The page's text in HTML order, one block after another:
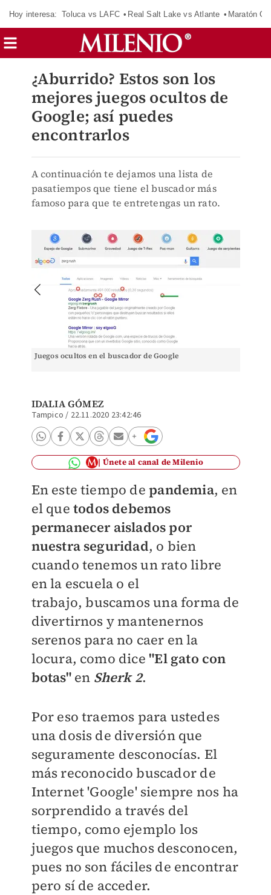
Hoy interesa: Toluca vs LAFC Real Salt Lake vs Atlante Maratón
¿Aburrido? Estos son los
mejores juegos ocultos de
Google; así puedes
encontrarlos
A continuación te dejamos una lista de
pasatiempos que tiene el buscador más
famoso para que te entretengas un rato.
Juegos ocultos en el buscador de Google
IDALIA GÓMEZ
Tampico / 22.11.2020 23:42:46
Únete al canal de Milenio
En este tiempo depandemia, en
el que todos debemos
permanecer aislados por
nuestra seguridad, o bien
cuando tenemos un rato libre
en la escuela o el
trabajo,buscamos una forma de
divertirnos y mantenernos
serenos para no caer en la
locura, como dice "El gato con
botas"en Sherk 2.
Por eso traemos para ustedes
una dosis de diversión que
seguramente desconocías. El
más reconocido buscador de
Internet 'Google' siempre nos ha
sorprendido a través del
tiempo, como ejemplo los
juegos que muchos desconocen,
pues no son fáciles de encontrar
pero sí de acceder.